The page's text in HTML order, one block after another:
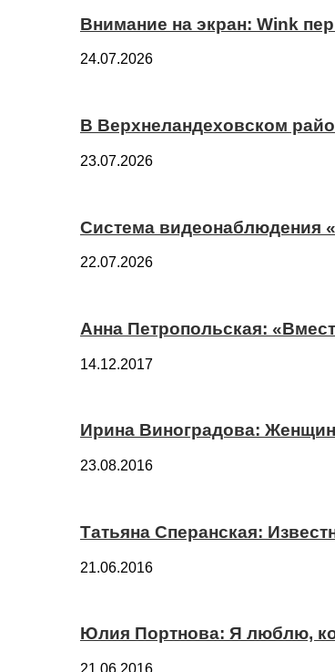
Внимание на экран: Wink
24.07.2026
В Верхнеландеховском
23.07.2026
Система видеонаблюдения
22.07.2026
Анна Петропольская:
14.12.2017
Ирина Виноградова:
23.08.2016
Татьяна Сперанская:
21.06.2016
Юлия Портнова: Я люблю,
21.06.2016